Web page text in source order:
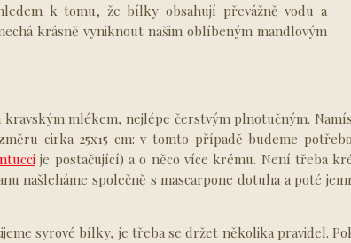
k tomu, že bílky obsahují převážně vodu a
krásně vyniknout našim oblíbeným mandlovým
kravským mlékem, nejlépe čerstvým plnotučným.
cirka 25x15 cm: v tomto případě budeme
je postačující) a o něco více krému. Není třeba
našleháme společně s mascarpone dotuha a poté
syrové bílky, je třeba se držet několika pravidel.